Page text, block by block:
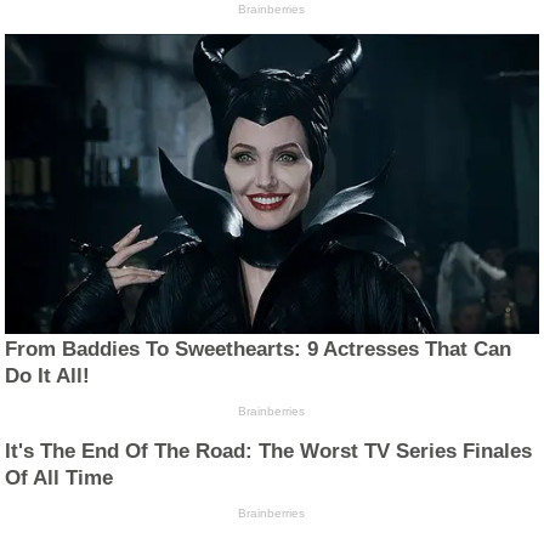
Brainberries
From Baddies To Sweethearts: 9 Actresses That Can
Do It All!
Brainberries
It's The End Of The Road: The Worst TV Series Finales
Of All Time
Brainberries